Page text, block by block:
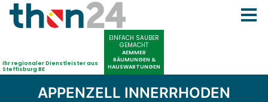
APPENZELL INNERRHODEN